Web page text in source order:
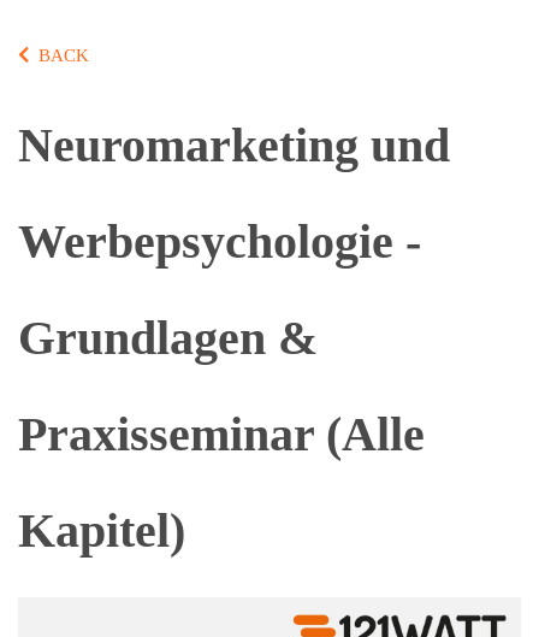
BACK
Neuromarketing und
Werbepsychologie -
Grundlagen &
Praxisseminar (Alle
Kapitel)